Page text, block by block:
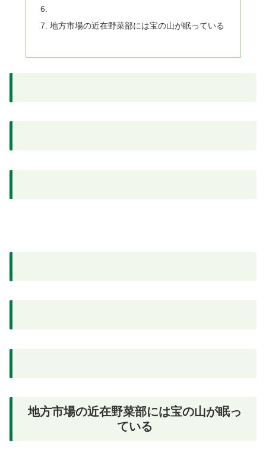
地方市場の近在野菜部には宝の山が眠っている
地方市場の近在野菜部には宝の山が眠っ
ている